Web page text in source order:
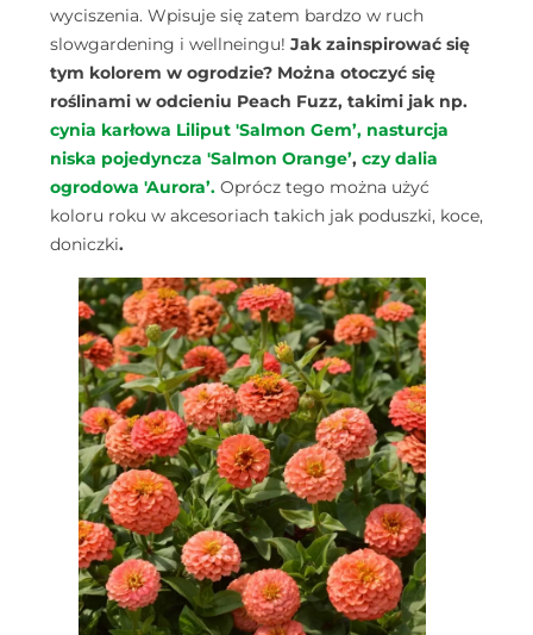
wyciszenia. Wpisuje się zatem bardzo w ruch
slowgardening i wellneingu! Jak zainspirować się
tym kolorem w ogrodzie? Można otoczyć się
roślinami w odcieniu Peach Fuzz, takimi jak np.
cynia karłowa Liliput 'Salmon Gem’, nasturcja
niska pojedyncza 'Salmon Orange’, czy dalia
ogrodowa 'Aurora’. Oprócz tego można użyć
koloru roku w akcesoriach takich jak poduszki, koce,
doniczki.